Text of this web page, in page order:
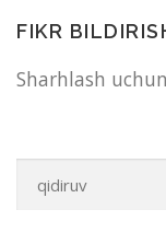
FIKR
Sharhlash
Qidirshish: